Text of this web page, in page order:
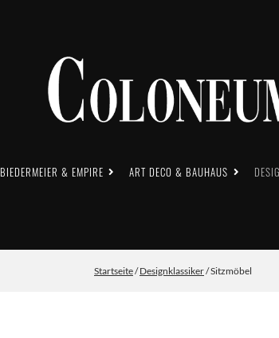
BIEDERMEIER & EMPIRE ART DECO & BAUHAUS
Startseite/Designklassiker/ Sitzmöbel